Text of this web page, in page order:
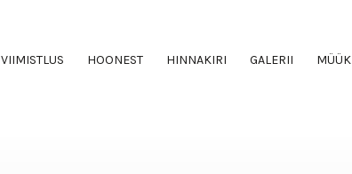
VIIMISTLUS HOONEST HINNAKIRI GALERII MÜÜK